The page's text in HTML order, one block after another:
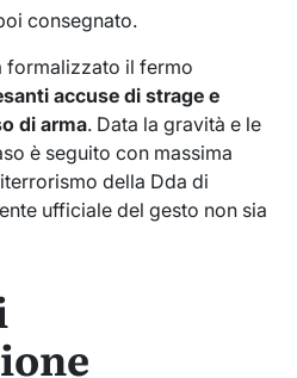
consegnato.
formalizzato il fermo
accuse di strage e
di arma. Data la gravità e le
è seguito con massima
della Dda di
ufficiale del gesto non sia